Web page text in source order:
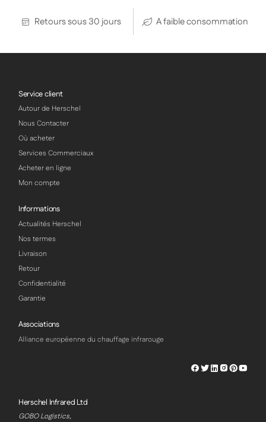
Retours sous 30 jours A faible consommation
Service client
Autour de Herschel
Nous Contacter
Où acheter
Services Commerciaux
Acheter en ligne
Mon compte
Informations
Actualités Herschel
Nos termes
Livraison
Retour
Confidentialité
Garantie
Associations
Alliance européenne du chauffage infrarouge
Herschel
Herschel
Herschel
Herschel
Herschel
Herschel Infrared Ltd
GOBO Logistics,